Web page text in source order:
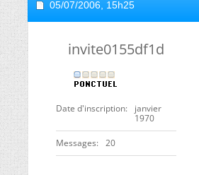
05/07/2006, 15h25
invite0155df1d
Date d'inscription
janvier
1970
Messages 20